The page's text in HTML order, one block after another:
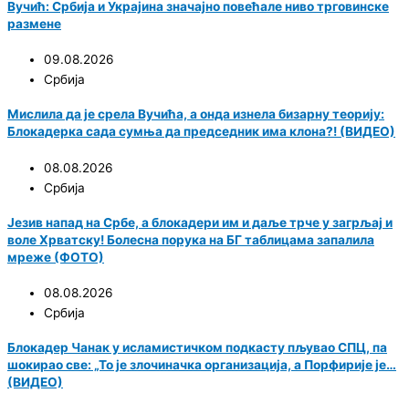
Вучић: Србија и Украјина значајно повећале ниво трговинске
размене
09.08.2026
Србија
Мислила да је срела Вучића, а онда изнела бизарну теорију:
Блокадерка сада сумња да председник има клона?! (ВИДЕО)
08.08.2026
Србија
Језив напад на Србе, а блокадери им и даље трче у загрљај и
воле Хрватску! Болесна порука на БГ таблицама запалила
мреже (ФОТО)
08.08.2026
Србија
Блокадер Чанак у исламистичком подкасту пљувао СПЦ, па
шокирао све: „То је злочиначка организација, а Порфирије је…
(ВИДЕО)